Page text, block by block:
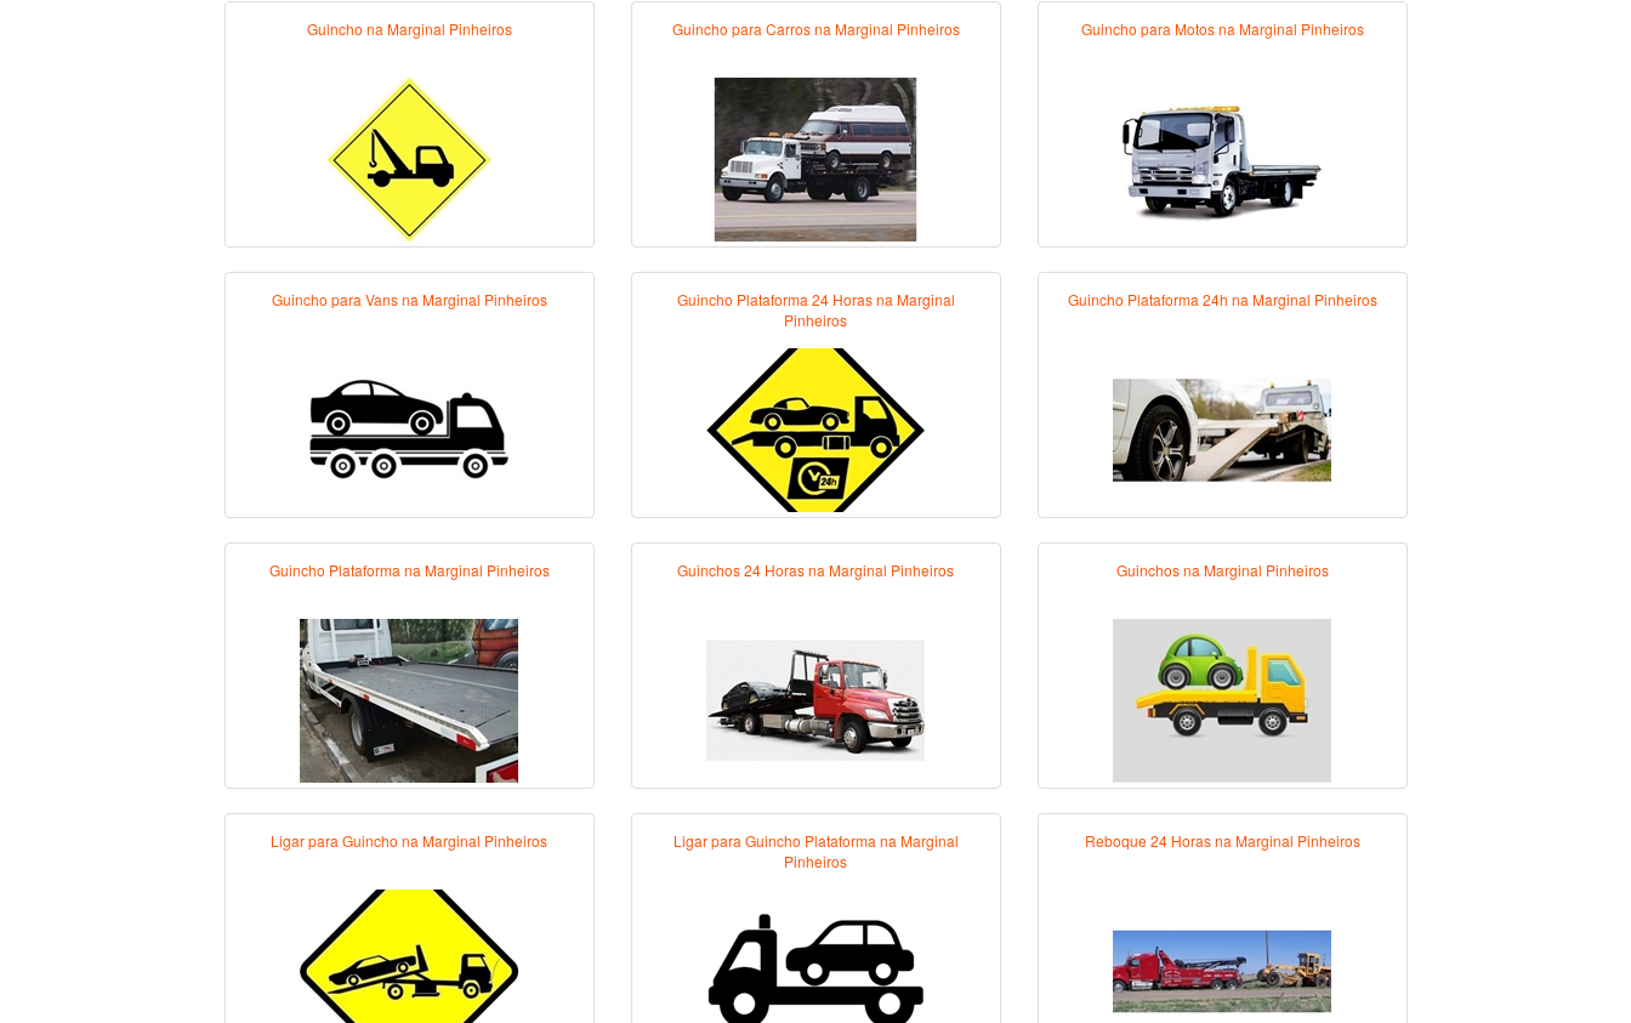
Guincho na Marginal Pinheiros Guincho para Carros na Marginal Pinheiros Guincho para Motos na Marginal Pinheiros
Guincho para Vans na Marginal Pinheiros
Guincho Plataforma 24 Horas na Marginal
Pinheiros
Guincho Plataforma 24h na Marginal Pinheiros
Guincho Plataforma na Marginal Pinheiros Guinchos 24 Horas na Marginal Pinheiros Guinchos na Marginal Pinheiros
Ligar para Guincho na Marginal Pinheiros
Ligar para Guincho Plataforma na Marginal
Pinheiros
Reboque 24 Horas na Marginal Pinheiros